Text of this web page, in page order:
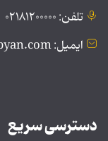
تلفن: ۰۲۱۸۱۲۰۰۰۰۰
ایمیل: public@tebyan.com
دسترسی سریع